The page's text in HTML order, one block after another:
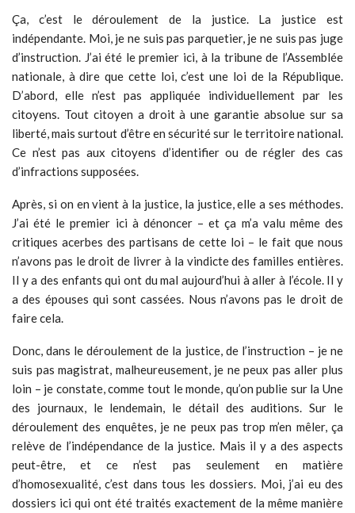
Ça, c’est le déroulement de la justice. La justice est
indépendante. Moi, je ne suis pas parquetier, je ne suis pas juge
d’instruction. J’ai été le premier ici, à la tribune de l’Assemblée
nationale, à dire que cette loi, c’est une loi de la République.
D’abord, elle n’est pas appliquée individuellement par les
citoyens. Tout citoyen a droit à une garantie absolue sur sa
liberté, mais surtout d’être en sécurité sur le territoire national.
Ce n’est pas aux citoyens d’identifier ou de régler des cas
d’infractions supposées.
Après, si on en vient à la justice, la justice, elle a ses méthodes.
J’ai été le premier ici à dénoncer – et ça m’a valu même des
critiques acerbes des partisans de cette loi – le fait que nous
n’avons pas le droit de livrer à la vindicte des familles entières.
Il y a des enfants qui ont du mal aujourd’hui à aller à l’école. Il y
a des épouses qui sont cassées. Nous n’avons pas le droit de
faire cela.
Donc, dans le déroulement de la justice, de l’instruction – je ne
suis pas magistrat, malheureusement, je ne peux pas aller plus
loin – je constate, comme tout le monde, qu’on publie sur la Une
des journaux, le lendemain, le détail des auditions. Sur le
déroulement des enquêtes, je ne peux pas trop m’en mêler, ça
relève de l’indépendance de la justice. Mais il y a des aspects
peut-être, et ce n’est pas seulement en matière
d’homosexualité, c’est dans tous les dossiers. Moi, j’ai eu des
dossiers ici qui ont été traités exactement de la même manière